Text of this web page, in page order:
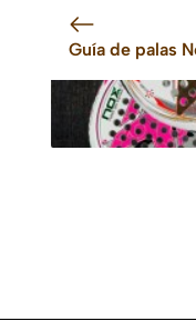
Guía de palas